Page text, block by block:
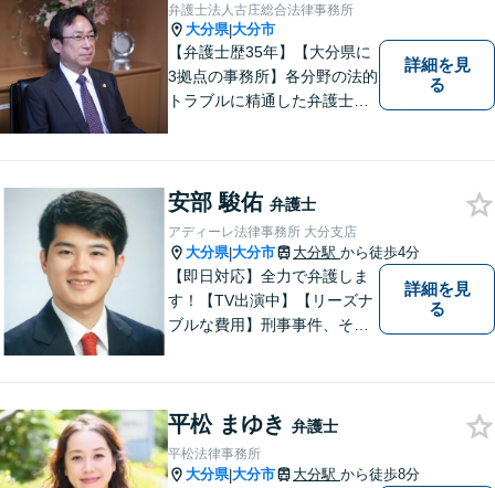
弁護士法人古庄総合法律事務所
大分県|大分市
【弁護士歴35年】【大分県に
3拠点の事務所】各分野の法的
トラブルに精通した弁護士で
いアットホームな雰囲気の事
務所です。
詳細を見
る
安部 駿佑 弁護士
アディーレ法律事務所 大分支店
大分県|大分市 大分駅 から徒歩4分
【即日対応】全力で弁護しま
す！【TV出演中】【リーズナ
ブルな費用】刑事事件、その
分駅４分】
詳細を見
る
平松 まゆき 弁護士
平松法律事務所
大分県|大分市 大分駅 から徒歩8分